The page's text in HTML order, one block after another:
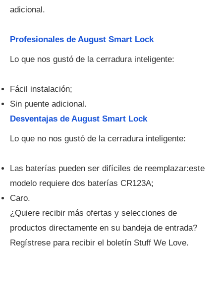
adicional.
Profesionales de August Smart Lock
Lo que nos gustó de la cerradura inteligente:
Fácil instalación;
Sin puente adicional.
Desventajas de August Smart Lock
Lo que no nos gustó de la cerradura inteligente:
Las baterías pueden ser difíciles de reemplazar:este
modelo requiere dos baterías CR123A;
Caro.
¿Quiere recibir más ofertas y selecciones de
productos directamente en su bandeja de entrada?
Regístrese para recibir el boletín Stuff We Love.